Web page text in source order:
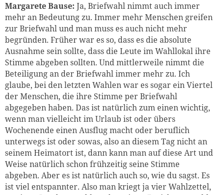
Margarete Bause: Ja, Briefwahl nimmt auch immer
mehr an Bedeutung zu. Immer mehr Menschen greifen
zur Briefwahl und man muss es auch nicht mehr
begründen. Früher war es so, dass es die absolute
Ausnahme sein sollte, dass die Leute im Wahllokal ihre
Stimme abgeben sollten. Und mittlerweile nimmt die
Beteiligung an der Briefwahl immer mehr zu. Ich
glaube, bei den letzten Wahlen war es sogar ein Viertel
der Menschen, die ihre Stimme per Briefwahl
abgegeben haben. Das ist natürlich zum einen wichtig,
wenn man vielleicht im Urlaub ist oder übers
Wochenende einen Ausflug macht oder beruflich
unterwegs ist oder sowas, also an diesem Tag nicht an
seinem Heimatort ist, dann kann man auf diese Art und
Weise natürlich schon frühzeitig seine Stimme
abgeben. Aber es ist natürlich auch so, wie du sagst. Es
ist viel entspannter. Also man kriegt ja vier Wahlzettel,